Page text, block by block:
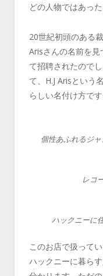
どの人物ではあった
20世紀初頭のある
Arisさんの名前を
て招聘されたので
て、H.J Arisという
らしい名付け方で
個性あふれるジ
レコ
ハックニーに
このお店で扱って
ハックニーに暮ら